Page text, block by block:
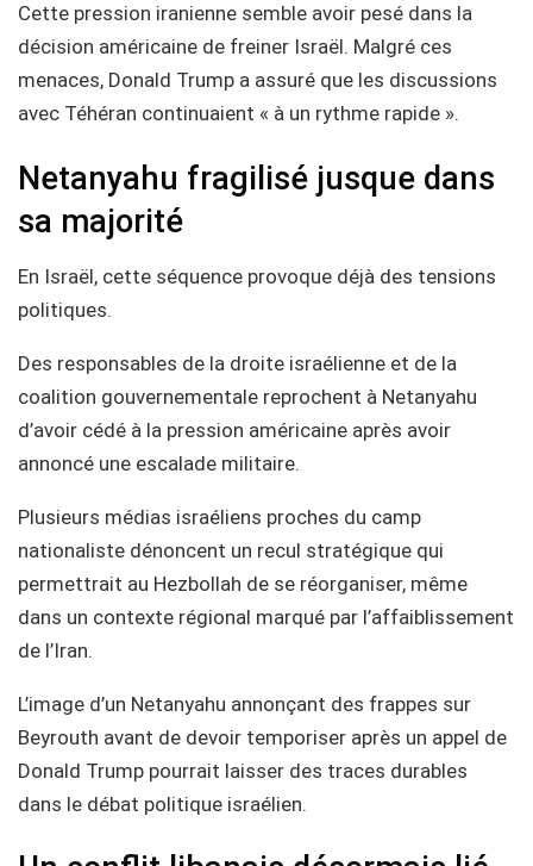
Cette pression iranienne semble avoir pesé dans la
décision américaine de freiner Israël. Malgré ces
menaces, Donald Trump a assuré que les discussions
avec Téhéran continuaient « à un rythme rapide ».
Netanyahu fragilisé jusque dans
sa majorité
En Israël, cette séquence provoque déjà des tensions
politiques.
Des responsables de la droite israélienne et de la
coalition gouvernementale reprochent à Netanyahu
d’avoir cédé à la pression américaine après avoir
annoncé une escalade militaire.
Plusieurs médias israéliens proches du camp
nationaliste dénoncent un recul stratégique qui
permettrait au Hezbollah de se réorganiser, même
dans un contexte régional marqué par l’affaiblissement
de l’Iran.
L’image d’un Netanyahu annonçant des frappes sur
Beyrouth avant de devoir temporiser après un appel de
Donald Trump pourrait laisser des traces durables
dans le débat politique israélien.